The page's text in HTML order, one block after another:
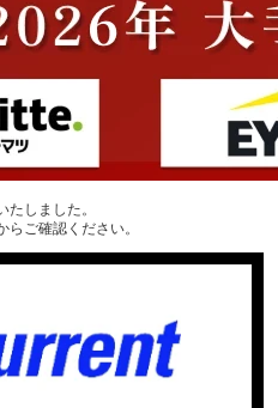
しました。
ご確認ください。